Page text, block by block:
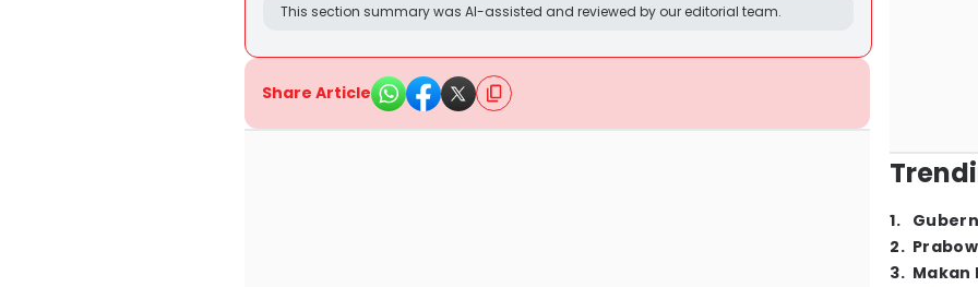
This section summary was AI-assisted and reviewed by our editorial team.
Share Article
1.
2.
3. Makan